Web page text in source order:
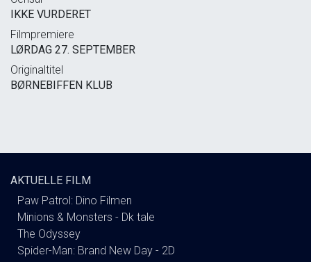
IKKE VURDERET
Filmpremiere
LØRDAG 27. SEPTEMBER
Originaltitel
BØRNEBIFFEN KLUB
AKTUELLE FILM
Paw Patrol: Dino Filmen
Minions & Monsters - Dk tale
The Odyssey
Spider-Man: Brand New Day - 2D